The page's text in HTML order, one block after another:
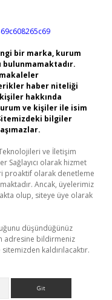
bir marka, kurum
bulunmamaktadır.
makaleler
haber niteliği
hakkında
ve kişiler ile isim
bilgiler
ve İletişim
Sağlayıcı olarak hizmet
proaktif olarak denetleme
Ancak, üyelerimiz
olup, siteye üye olarak
düşündüğünüz
adresine bildirmeniz
kaldırılacaktır.